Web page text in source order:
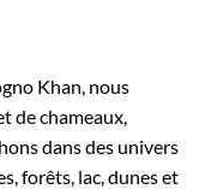
Khan, nous
de chameaux,
dans des univers
forêts, lac, dunes et